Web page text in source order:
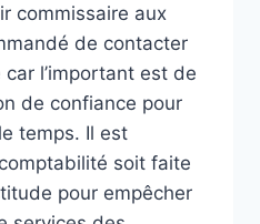
commissaire aux
de contacter
l’important est de
de confiance pour
temps. Il est
soit faite
pour empêcher